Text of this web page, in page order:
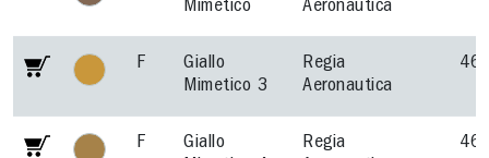
Mimetico
Aeronautica
F
Giallo
Mimetico 3
Regia
Aeronautica
F
Giallo
Regia